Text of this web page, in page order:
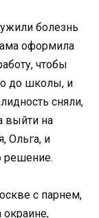
болезнь
оформила
чтобы
до школы, и
сняли,
выйти на
Ольга, и
решение.
с парнем,